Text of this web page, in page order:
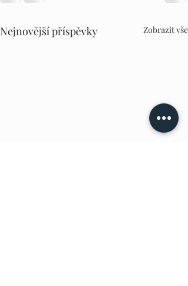
Nejnovější příspěvky Zobrazit vše